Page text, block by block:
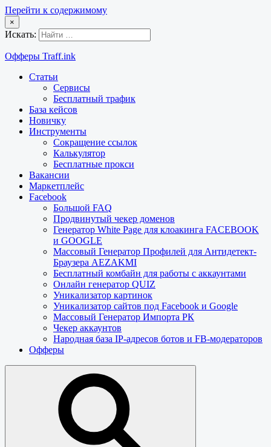
Перейти к содержимому
×
Искать:
Офферы Traff.ink
Статьи
Сервисы
Бесплатный трафик
База кейсов
Новичку
Инструменты
Сокращение ссылок
Калькулятор
Бесплатные прокси
Вакансии
Маркетплейс
Facebook
Большой FAQ
Продвинутый чекер доменов
Генератор White Page для клоакинга FACEBOOK
и GOOGLE
Массовый Генератор Профилей для Антидетект-
Браузера AEZAKMI
Бесплатный комбайн для работы с аккаунтами
Онлайн генератор QUIZ
Уникализатор картинок
Уникализатор сайтов под Facebook и Google
Массовый Генератор Импорта РК
Чекер аккаунтов
Народная база IP-адресов ботов и FB-модераторов
Офферы